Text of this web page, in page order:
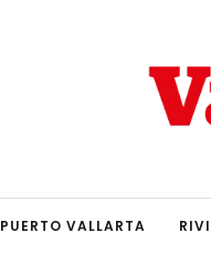
PUERTO VALLARTA